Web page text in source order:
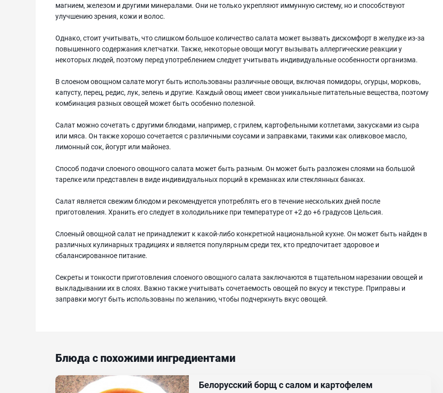
магнием, железом и другими минералами. Они не только укрепляют иммунную систему, но и способствуют
улучшению зрения, кожи и волос.
Однако, стоит учитывать, что слишком большое количество салата может вызвать дискомфорт в желудке из-за
повышенного содержания клетчатки. Также, некоторые овощи могут вызывать аллергические реакции у
некоторых людей, поэтому перед употреблением следует учитывать индивидуальные особенности организма.
В слоеном овощном салате могут быть использованы различные овощи, включая помидоры, огурцы, морковь,
капусту, перец, редис, лук, зелень и другие. Каждый овощ имеет свои уникальные питательные вещества, поэтому
комбинация разных овощей может быть особенно полезной.
Салат можно сочетать с другими блюдами, например, с грилем, картофельными котлетами, закусками из сыра
или мяса. Он также хорошо сочетается с различными соусами и заправками, такими как оливковое масло,
лимонный сок, йогурт или майонез.
Способ подачи слоеного овощного салата может быть разным. Он может быть разложен слоями на большой
тарелке или представлен в виде индивидуальных порций в креманках или стеклянных банках.
Салат является свежим блюдом и рекомендуется употреблять его в течение нескольких дней после
приготовления. Хранить его следует в холодильнике при температуре от +2 до +6 градусов Цельсия.
Слоеный овощной салат не принадлежит к какой-либо конкретной национальной кухне. Он может быть найден в
различных кулинарных традициях и является популярным среди тех, кто предпочитает здоровое и
сбалансированное питание.
Секреты и тонкости приготовления слоеного овощного салата заключаются в тщательном нарезании овощей и
выкладывании их в слоях. Важно также учитывать сочетаемость овощей по вкусу и текстуре. Приправы и
заправки могут быть использованы по желанию, чтобы подчеркнуть вкус овощей.
Блюда с похожими ингредиентами
Белорусский борщ с салом и картофелем